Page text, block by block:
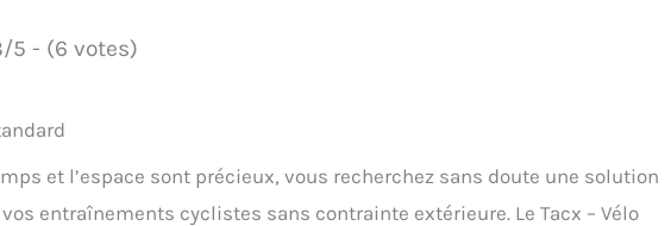
5 - (6 votes)
et l’espace sont précieux, vous recherchez sans doute une solution
entraînements cyclistes sans contrainte extérieure. Le Tacx – Vélo